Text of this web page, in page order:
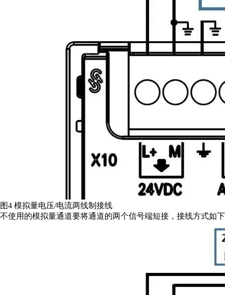
图4 模拟量电压/电流两线制接线
不使用的模拟量通道要将通道的两个信号端短接，接线方式如